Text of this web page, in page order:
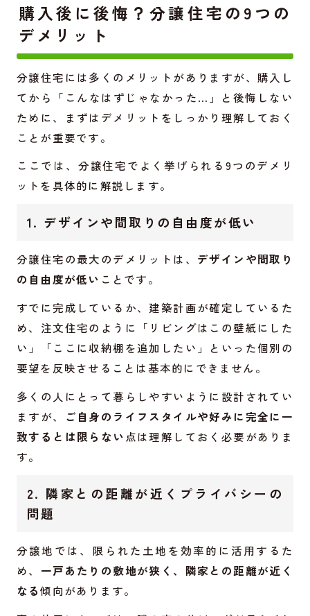
購入後に後悔？分譲住宅の9つの
デメリット
分譲住宅には多くのメリットがありますが、購入し
てから「こんなはずじゃなかった…」と後悔しない
ために、まずはデメリットをしっかり理解しておく
ことが重要です。
ここでは、分譲住宅でよく挙げられる9つのデメリ
ットを具体的に解説します。
1. デザインや間取りの自由度が低い
分譲住宅の最大のデメリットは、 デザインや間取り
の自由度が低い ことです。
すでに完成しているか、建築計画が確定しているた
め、注文住宅のように「リビングはこの壁紙にした
い」「ここに収納棚を追加したい」といった個別の
要望を反映させることは基本的にできません。
多くの人にとって暮らしやすいように設計されてい
ますが、
ご自身のライフスタイルや好みに完全に一
致するとは限らない 点は理解しておく必要がありま
す。
2. 隣家との距離が近くプライバシーの
問題
分譲地では、限られた土地を効率的に活用するた
め、 一戸あたりの敷地が狭く、隣家との距離が近く
なる傾向があります。